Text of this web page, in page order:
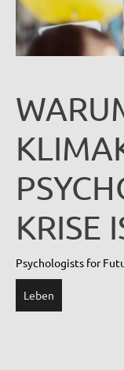
KRISE
Psychologists for
Leben